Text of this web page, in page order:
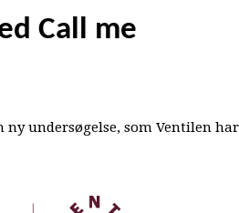
Call me
ny undersøgelse, som Ventilen